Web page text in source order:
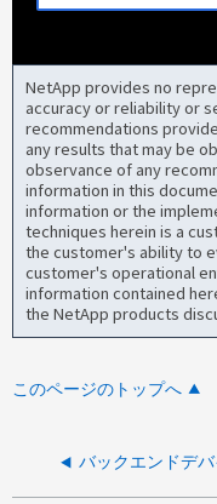
NetApp provides no
accuracy or reliability or
recommendations
any results that may be
observance of any
information in this
information or the
techniques herein is a
the customer's ability to
customer's operational
information contained
the NetApp products
このページのトップへ